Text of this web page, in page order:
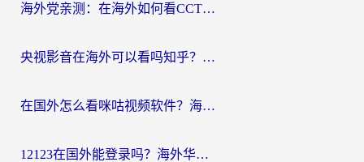
海外党亲测：在海外如何看CCTV？告别“仅限大陆播放”的实用指南
央视影音在海外可以看吗知乎？留学生亲测：3步解决地域限制+追剧自由
在国外怎么看咪咕视频软件？海外党亲测有效的回国加速方案
12123在国外能登录吗？海外华人必看的回国加速实用指南